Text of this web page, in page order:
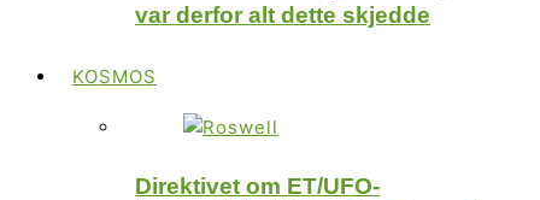
var derfor alt dette skjedde
KOSMOS
Direktivet om ET/UFO-